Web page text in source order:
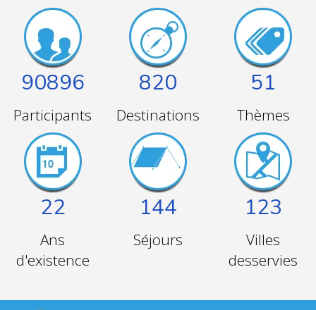
90896
Participants
820
Destinations
51
Thèmes
22
Ans
d'existence
144
Séjours
123
Villes
desservies